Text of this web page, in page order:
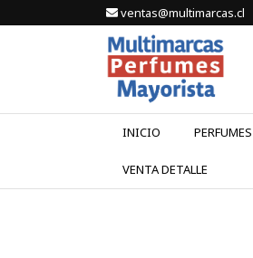
ventas@multimarcas.cl
INICIO PERFUMES
VENTA DETALLE